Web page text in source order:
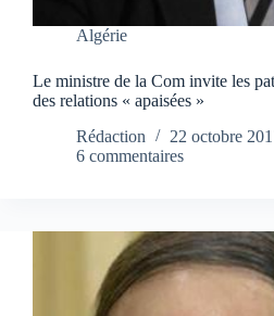
Algérie
Le ministre de la Com invite les
des relations « apaisées »
Rédaction
22 octobre
6 commentaires